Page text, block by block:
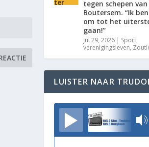
tegen schepen van
Boutersem. “Ik
om tot het
gaan!”
jul 29, 2026 | Sport,
verenigingsleven,
LUISTER NAAR
TrudoFM